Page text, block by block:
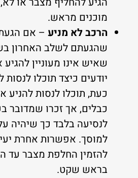
מוכנים מראש.
הרכב לא מניע – אם
שהגעתם לשלב האחרון
שאיש אינו מעוניין
יודעים כיצד תוכלו
כעת, תוכלו לנסות להניע
כבלים, אך זכרו שמדובר
לנסיעה בלבד כך שיהיה
למוסך. אפשרות אחרת
להזמין החלפת מצבר עד
בראש שקט.